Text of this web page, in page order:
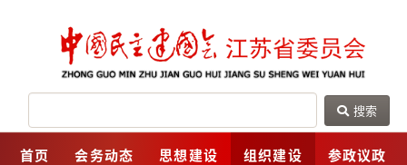
网
搜索
首页 会务动态 思想建设 组织建设 参政议政